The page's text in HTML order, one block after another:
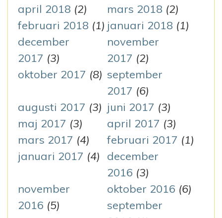
april 2018 (2) mars 2018 (2)
februari 2018 (1) januari 2018 (1)
december
2017 (3)
november
2017 (2)
oktober 2017 (8) september
2017 (6)
augusti 2017 (3) juni 2017 (3)
maj 2017 (3) april 2017 (3)
mars 2017 (4) februari 2017 (1)
januari 2017 (4)
december
2016 (3)
november
2016 (5)
oktober 2016 (6)
september